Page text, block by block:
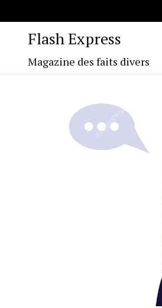
Flash Express
Magazine des faits divers